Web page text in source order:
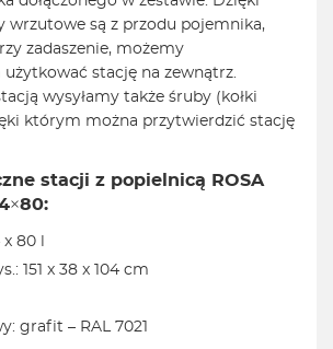
wrzutowe są z przodu pojemnika,
zadaszenie, możemy
stację na zewnątrz.
wysyłamy także śruby (kołki
którym można przytwierdzić stację
stacji z popielnicą
ROSA
80 l
151 x 38 x 104 cm
grafit – RAL 7021